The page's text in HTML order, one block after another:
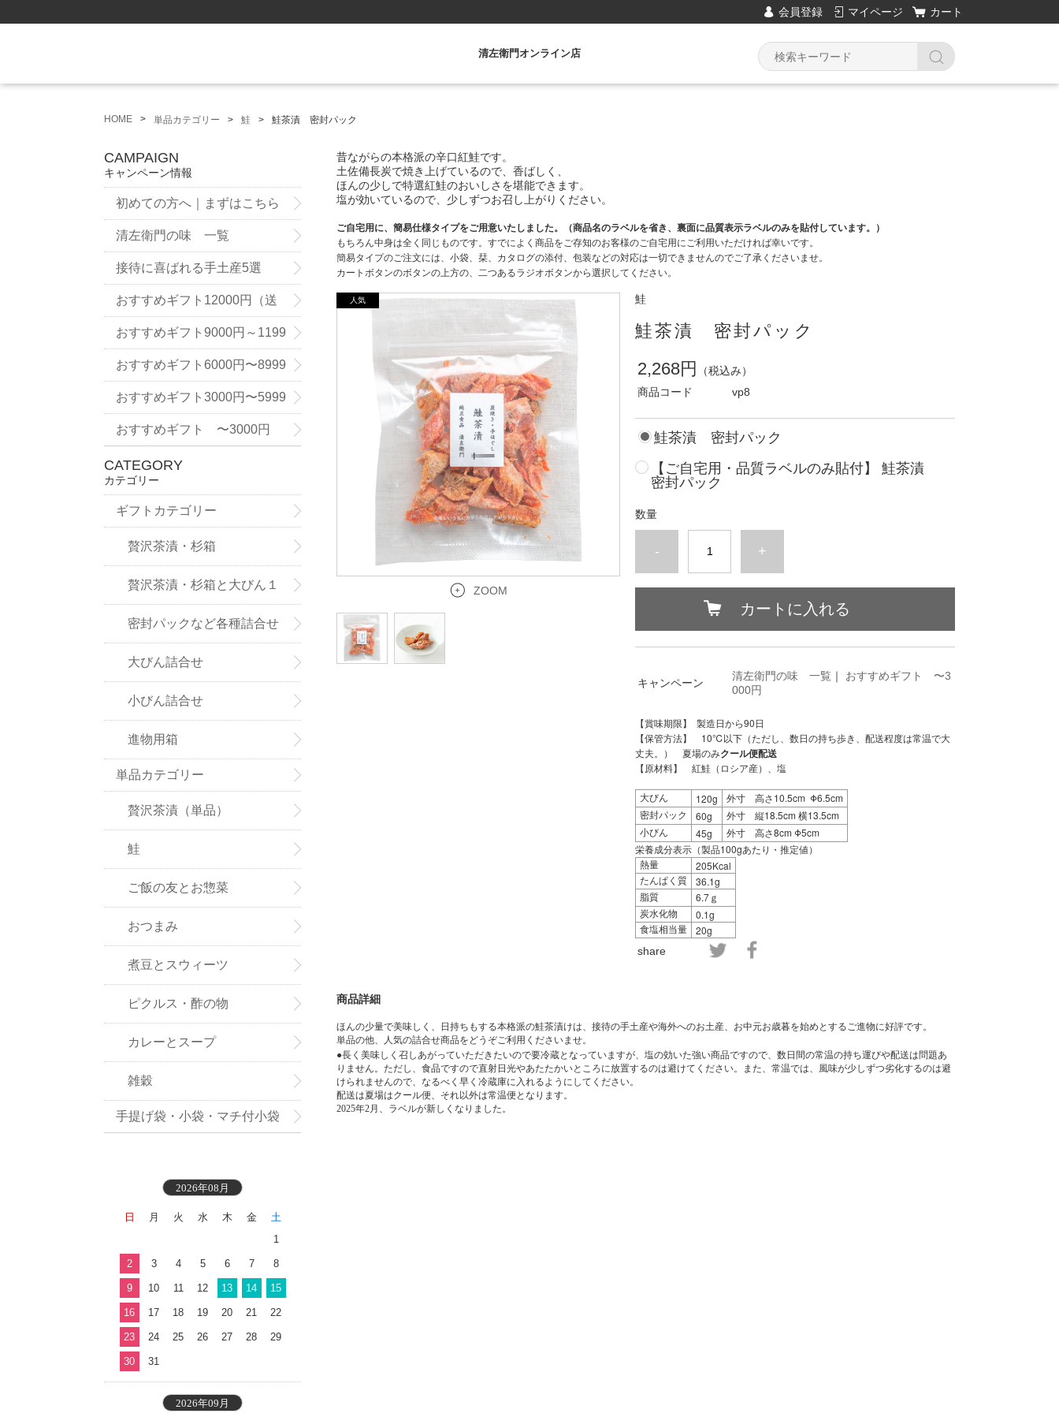
会員登録 マイページ カート
清左衛門オンライン店
HOME 単品カテゴリー 鮭 鮭茶漬 密封パック
昔ながらの本格派の辛口紅鮭です。
土佐備長炭で焼き上げているので、香ばしく、
ほんの少しで特選紅鮭のおいしさを堪能できます。
塩が効いているので、少しずつお召し上がりください。
ご自宅用に、簡易仕様タイプをご用意いたしました。（商品名のラベルを省き、裏面に品質表示ラベルのみを貼付しています。）
もちろん中身は全く同じものです。すでによく商品をご存知のお客様のご自宅用にご利用いただければ幸いです。
簡易タイプのご注文には、小袋、栞、カタログの添付、包装などの対応は一切できませんのでご了承くださいませ。
カートボタンのボタンの上方の、二つあるラジオボタンから選択してください。
ZOOM
鮭
鮭茶漬 密封パック
2,268円
（税込み）
商品コード
vp8
鮭茶漬 密封パック
【ご自宅用・品質ラベルのみ貼付】 鮭茶漬
密封パック
数量
- +
カートに入れる
キャンペーン
清左衛門の味 一覧 ｜ おすすめギフト 〜3
000円
【賞味期限】 製造日から90日
【保管方法】 10℃以下（ただし、数日の持ち歩き、配送程度は常温で大
丈夫。） 夏場のみクール便配送
【原材料】 紅鮭（ロシア産）、塩
大びん 120g 外寸 高さ 10.5cm Φ6.5cm
密封パック 60g 外寸 縦18.5cm 横13.5cm
小びん 45g 外寸 高さ8cm Φ5cm
栄養成分表示（製品100gあたり・推定値）
熱量 205Kcal
たんぱく質 36.1g
脂質 6.7 ｇ
炭水化物
0.1g
食塩相当量 20g
share
商品詳細
ほんの少量で美味しく、日持ちもする本格派の鮭茶漬けは、接待の手土産や海外へのお土産、お中元お歳暮を始めとするご進物に好評です。
単品の他、人気の詰合せ商品をどうぞご利用くださいませ。
●長く美味しく召しあがっていただきたいので要冷蔵となっていますが、塩の効いた強い商品ですので、数日間の常温の持ち運びや配送は問題あ
りません。ただし、食品ですので直射日光やあたたかいところに放置するのは避けてください。また、常温では、風味が少しずつ劣化するのは避
けられませんので、なるべく早く冷蔵庫に入れるようにしてください。
配送は夏場はクール便、それ以外は常温便となります。
2025年2月、ラベルが新しくなりました。
CAMPAIGN
キャンペーン情報
初めての方へ｜まずはこちら
清左衛門の味 一覧
接待に喜ばれる手土産5選
おすすめギフト12000円（送
料無料）～
おすすめギフト9000円～1199
9円
おすすめギフト6000円〜8999
円
おすすめギフト3000円〜5999
円
おすすめギフト 〜3000円
CATEGORY
カテゴリー
ギフトカテゴリー
贅沢茶漬・杉箱
贅沢茶漬・杉箱と大びん１
本詰合せ
密封パックなど各種詰合せ
大びん詰合せ
小びん詰合せ
進物用箱
単品カテゴリー
贅沢茶漬（単品）
鮭
ご飯の友とお惣菜
おつまみ
煮豆とスウィーツ
ピクルス・酢の物
カレーとスープ
雑穀
手提げ袋・小袋・マチ付小袋
2026年08月
日 月 火 水 木 金
土
1
2 3 4 5 6 7 8
9 10 11 12 13 14 15
16 17 18 19 20 21 22
23 24 25 26 27 28 29
30 31
2026年09月